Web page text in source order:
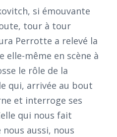
si émouvante
tour à tour
Perrotte a relevé la
elle-même en scène à
le rôle de la
qui, arrivée au bout
et interroge ses
qui nous fait
aussi, nous